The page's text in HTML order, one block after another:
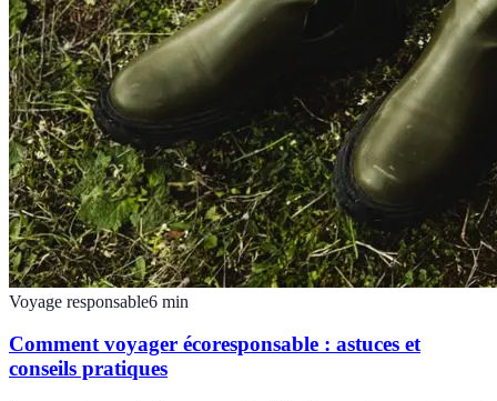
Voyage responsable6 min
Comment voyager écoresponsable : astuces et
conseils pratiques